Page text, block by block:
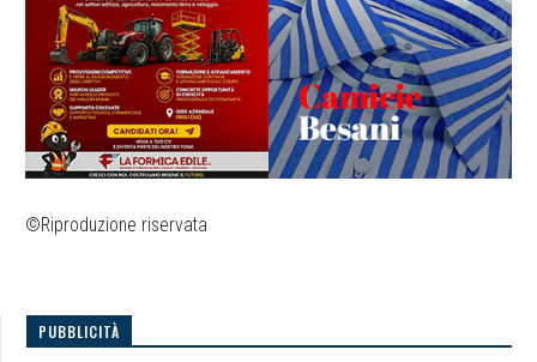
©Riproduzione riservata
PUBBLICITÀ